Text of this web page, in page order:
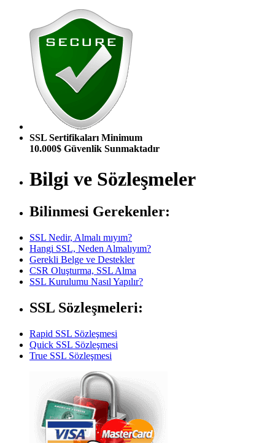
SSL Sertifikaları Minimum
10.000$ Güvenlik Sunmaktadır
Bilgi ve Sözleşmeler
Bilinmesi Gerekenler:
SSL Nedir, Almalı mıyım?
Hangi SSL, Neden Almalıyım?
Gerekli Belge ve Destekler
CSR Oluşturma, SSL Alma
SSL Kurulumu Nasıl Yapılır?
SSL Sözleşmeleri:
Rapid SSL Sözleşmesi
Quick SSL Sözleşmesi
True SSL Sözleşmesi